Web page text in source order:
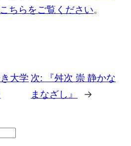
ちらをご覧ください。
大学 次:
『舛次 崇 静かな
まなざし』
→